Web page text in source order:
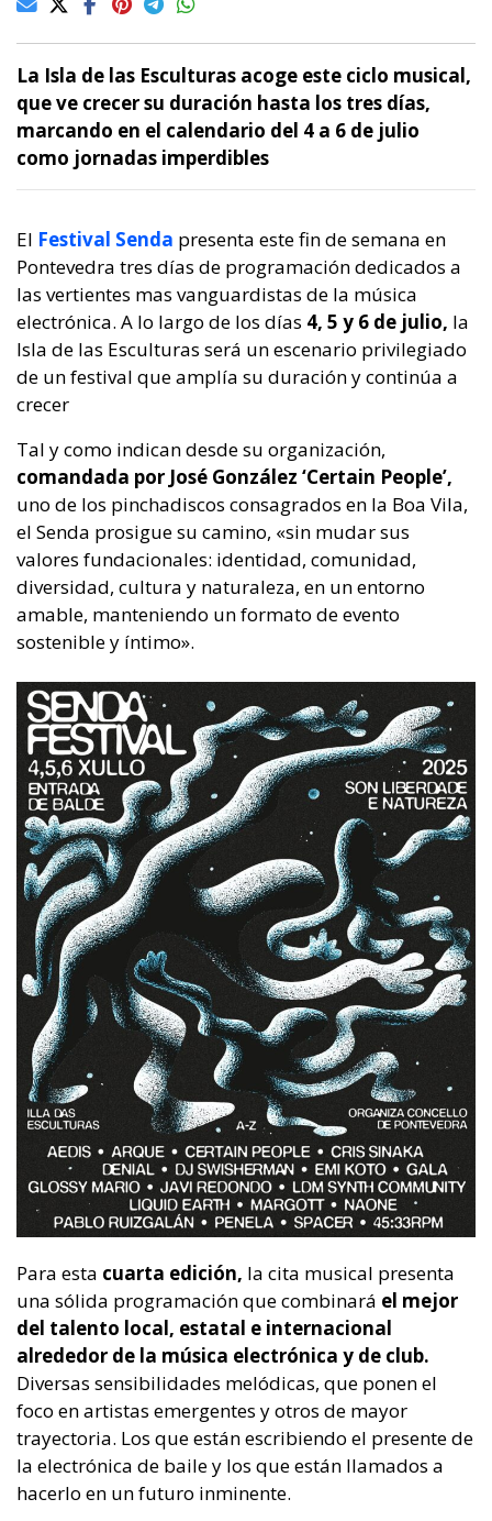
La Isla de las Esculturas acoge este ciclo musical,
que ve crecer su duración hasta los tres días,
marcando en el calendario del 4 a 6 de julio
como jornadas imperdibles
El Festival Senda presenta este fin de semana en
Pontevedra tres días de programación dedicados a
las vertientes mas vanguardistas de la música
electrónica. A lo largo de los días 4, 5 y 6 de julio, la
Isla de las Esculturas será un escenario privilegiado
de un festival que amplía su duración y continúa a
crecer
Tal y como indican desde su organización,
comandada por José González ‘Certain People’,
uno de los pinchadiscos consagrados en la Boa Vila,
el Senda prosigue su camino, «sin mudar sus
valores fundacionales: identidad, comunidad,
diversidad, cultura y naturaleza, en un entorno
amable, manteniendo un formato de evento
sostenible y íntimo».
Para esta cuarta edición, la cita musical presenta
una sólida programación que combinará el mejor
del talento local, estatal e internacional
alrededor de la música electrónica y de club.
Diversas sensibilidades melódicas, que ponen el
foco en artistas emergentes y otros de mayor
trayectoria. Los que están escribiendo el presente de
la electrónica de baile y los que están llamados a
hacerlo en un futuro inminente.